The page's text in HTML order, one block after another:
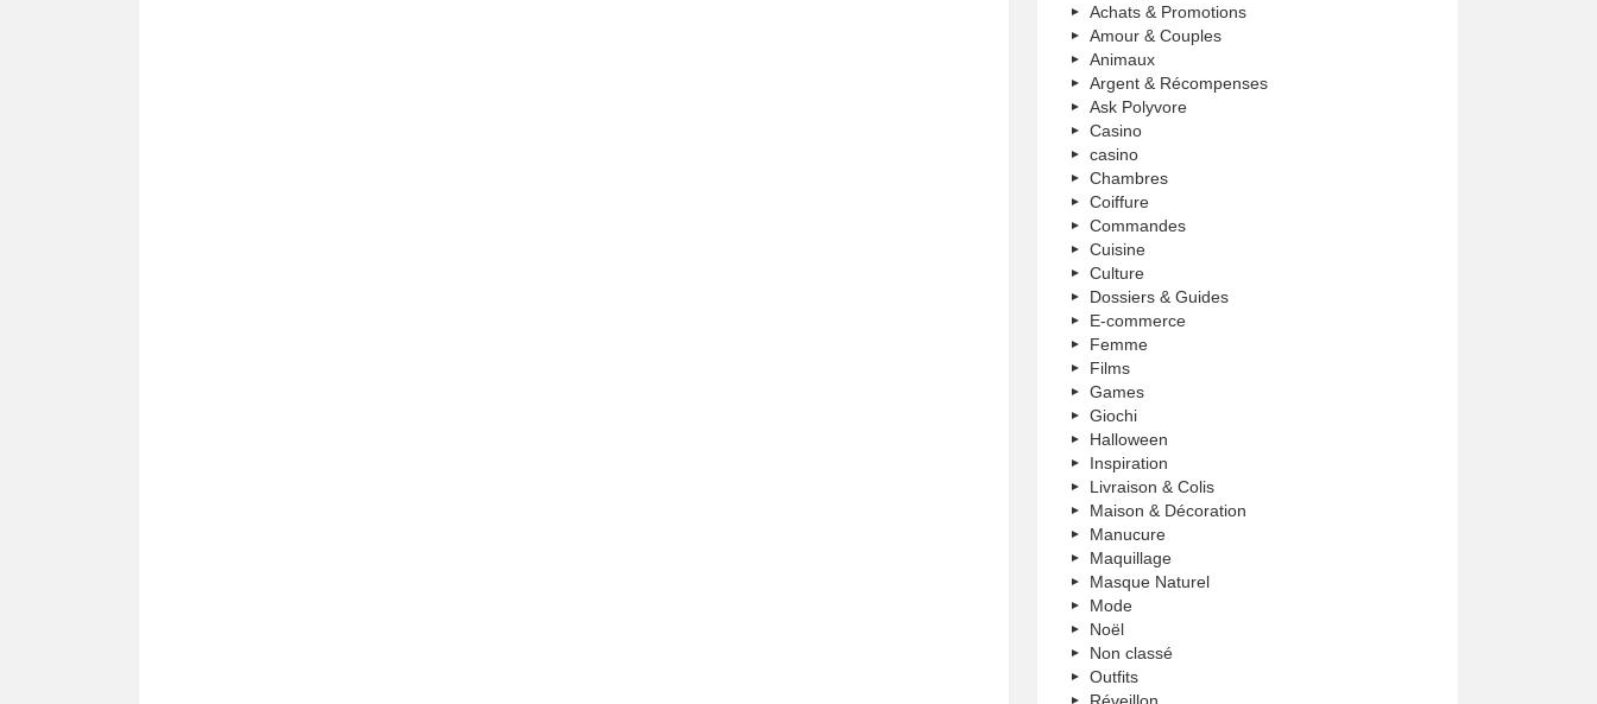
Achats & Promotions
Amour & Couples
Animaux
Argent & Récompenses
Ask Polyvore
Casino
casino
Chambres
Coiffure
Commandes
Cuisine
Culture
Dossiers & Guides
E-commerce
Femme
Films
Games
Giochi
Halloween
Inspiration
Livraison & Colis
Maison & Décoration
Manucure
Maquillage
Masque Naturel
Mode
Noël
Non classé
Outfits